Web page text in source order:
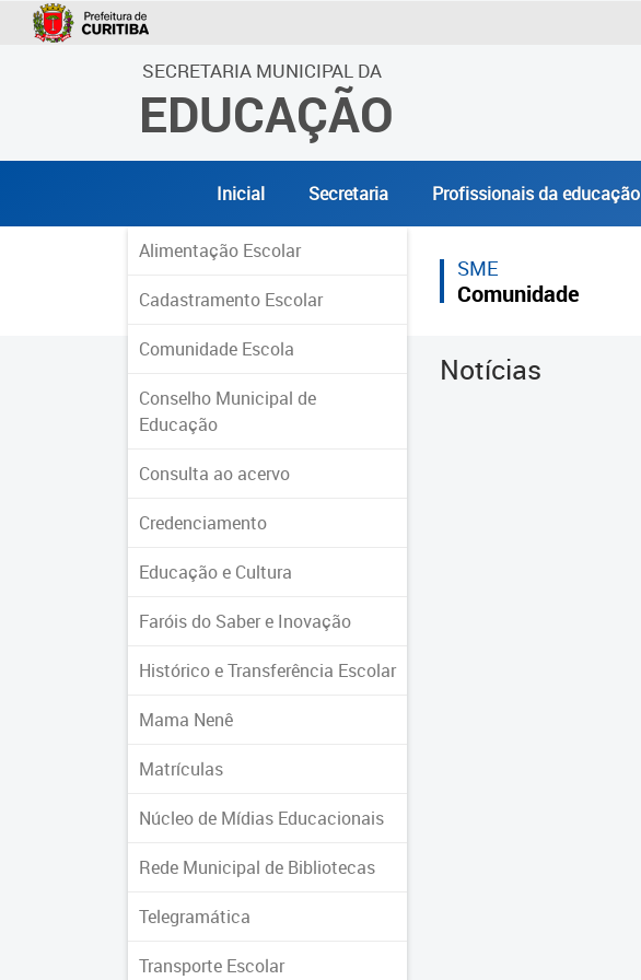
SECRETARIA MUNICIPAL DA
EDUCAÇÃO
Inicial Secretaria Profissionais da educação
Alimentação Escolar
Cadastramento Escolar
Comunidade Escola
Conselho Municipal de
Educação
Consulta ao acervo
Credenciamento
Educação e Cultura
Faróis do Saber e Inovação
Histórico e Transferência Escolar
Mama Nenê
Matrículas
Núcleo de Mídias Educacionais
Rede Municipal de Bibliotecas
Telegramática
Transporte Escolar
SME
Comunidade
Notícias